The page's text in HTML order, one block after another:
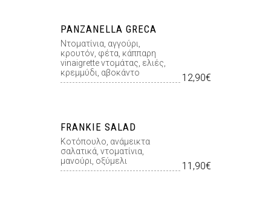
PANZANELLA GRECA
Ντοµατίνια, αγγούρι,
κρουτόν, φέτα, κάππαρη
vinaigrette ντοµάτας, ελιές,
κρεµµύδι, αβοκάντο
12,90€
FRANKIE SALAD
Κοτόπουλο, ανάμεικτα
σαλατικά, ντοματίνια,
μανούρι, οξύμελι
11,90€